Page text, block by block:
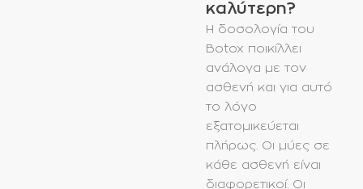
καλύτερη?
Η δοσολογία του
Botox ποικίλλει
ανάλογα με τον
ασθενή και για αυτό
το λόγο
εξατομικεύεται
πλήρως. Οι μύες σε
κάθε ασθενή είναι
διαφορετικοί. Οι